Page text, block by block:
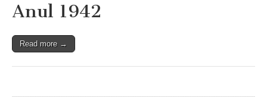
Anul 1942
Read more →